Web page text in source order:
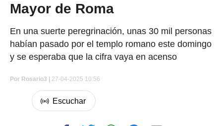
Mayor de Roma
En una suerte peregrinación, unas 30 mil personas
habían pasado por el templo romano este domingo
y se esperaba que la cifra vaya en acenso
Por Rosario3 | 27-04-2025 10:56